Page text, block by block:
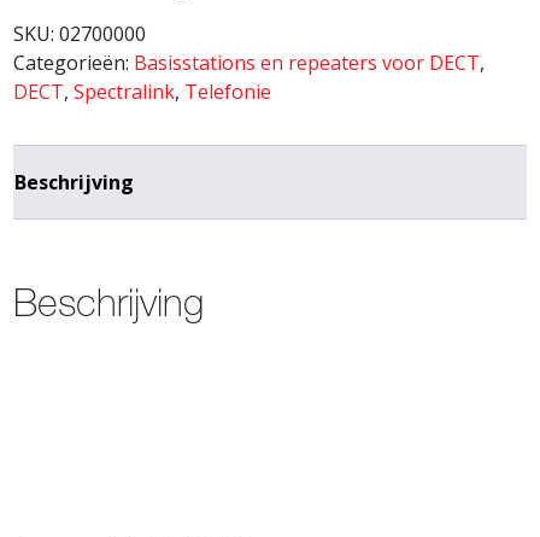
SKU:02700000
Categorieën: Basisstations en repeaters voor DECT,
DECT,Spectralink, Telefonie
Beschrijving
Beschrijving